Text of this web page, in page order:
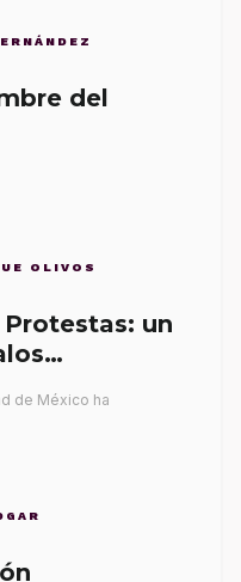
del
OLIVOS
un
de México ha